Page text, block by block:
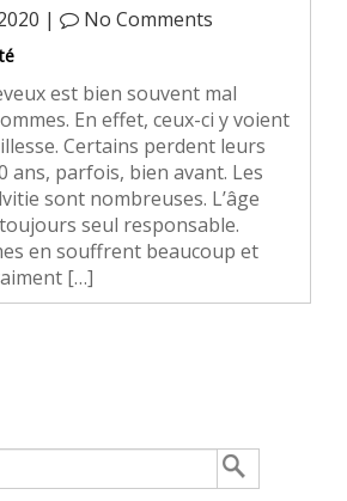
| No Comments
est bien souvent mal
En effet, ceux-ci y voient
Certains perdent leurs
ans, parfois, bien avant. Les
sont nombreuses. L’âge
seul responsable.
en souffrent beaucoup et
[…]